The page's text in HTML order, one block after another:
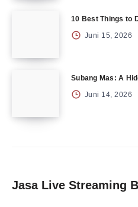
10 Best Things to
Juni 15, 2026
Subang Mas: A
Juni 14, 2026
Jasa Live Streaming